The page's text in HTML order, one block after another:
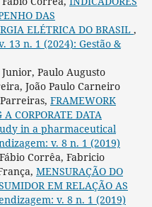
DAS
ELÉTRICA DO BRASIL ,
13 n. 1 (2024): Gestão &
Paulo Augusto
João Paulo Carneiro
FRAMEWORK
CORPORATE DATA
in a pharmaceutical
v. 8 n. 1 (2019)
Corrêa, Fabricio
MENSURAÇÃO DO
EM RELAÇÃO AS
v. 8 n. 1 (2019)